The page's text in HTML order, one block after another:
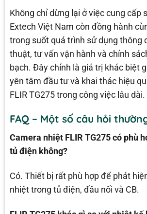
Không chỉ dừng lại ở việc cung cấp
Extech Việt Nam còn đồng hành
trong suốt quá trình sử dụng thông
thuật, tư vấn vận hành và chính
bạch. Đây chính là giá trị khác biệt
yên tâm đầu tư và khai thác hiệu
FLIR TG275 trong công việc lâu dài.
FAQ – Một số câu hỏi
Camera nhiệt FLIR TG275 có phù
tủ điện không?
Có. Thiết bị rất phù hợp để phát
nhiệt trong tủ điện, đầu nối và CB.